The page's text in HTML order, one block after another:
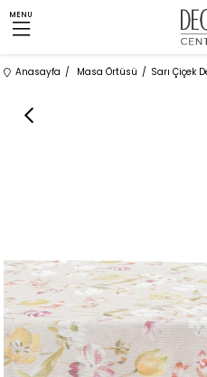
MENU
Anasayfa Masa Örtüsü Sarı Çiçek